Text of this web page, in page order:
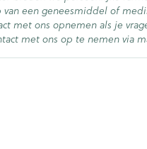
van een geneesmiddel of
met ons opnemen als je
met ons op te nemen via